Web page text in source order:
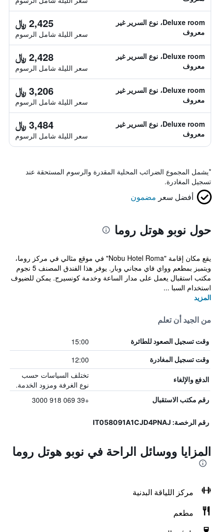
Deluxe room، نوع السرير غير
معروف
2,425 ﷼
سعر الليلة شامل الرسوم
Deluxe room، نوع السرير غير
معروف
2,428 ﷼
سعر الليلة شامل الرسوم
Deluxe room، نوع السرير غير
معروف
3,206 ﷼
سعر الليلة شامل الرسوم
Deluxe room، نوع السرير غير
معروف
3,484 ﷼
سعر الليلة شامل الرسوم
*يشمل المجموع الضرائب المحلية المقدرة والرسوم المستحقة عند
تسجيل المغادرة.
أفضل سعر مضمون
حول نوبو هوتل روما
يقع مكان إقامة "Nobu Hotel Roma" في موقع مثالي في مركز روما،
ويتميز بمطعم وواي فاي مجاني وبار. يوفر هذا الفندق المصنف 5 نجوم
مكتب استقبال يعمل على مدار الساعة وخدمة كونسيرج. يمكن للضيوف
استخدام السبا ...
المزيد
من الجيد أن تعلم
وقت تسجيل الصعود للطائرة 15:00
وقت تسجيل المغادرة 12:00
الدفع والإلغاء
تختلف السياسات حسب
نوع الغرفة ومزود الخدمة.
رقم مكتب الاستقبال +39 069 918 3000
رقم الرخصة: IT058091A1CJD4PNAJ
المزايا ووسائل الراحة في نوبو هوتل روما
مركز اللياقة البدنية
مطعم